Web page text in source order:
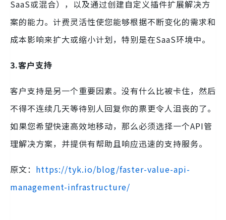
SaaS或混合），以及通过创建自定义插件扩展解决方
案的能力。计费灵活性使您能够根据不断变化的需求和
成本影响来扩大或缩小计划，特别是在SaaS环境中。
3.客户支持
客户支持是另一个重要因素。没有什么比被卡住，然后
不得不连续几天等待别人回复你的票更令人沮丧的了。
如果您希望快速高效地移动，那么必须选择一个API管
理解决方案，并提供有帮助且响应迅速的支持服务。
原文： https://tyk.io/blog/faster-value-api-
management-infrastructure/